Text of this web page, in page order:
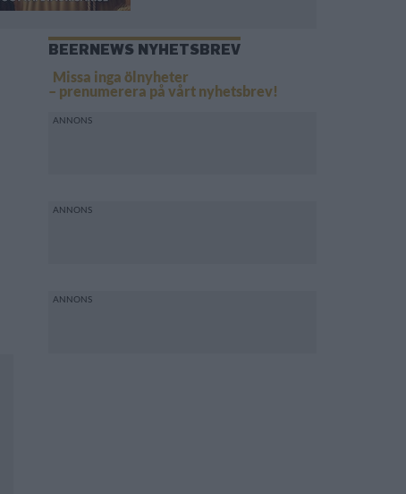
BEERNEWS NYHETSBREV
Missa inga ölnyheter
– prenumerera på vårt nyhetsbrev!